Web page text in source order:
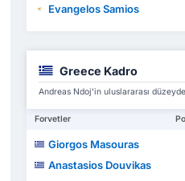
Evangelos Samios
Greece Kadro
Andreas Ndoj'in uluslararası
Forvetler
Giorgos Masouras
Anastasios Douvikas